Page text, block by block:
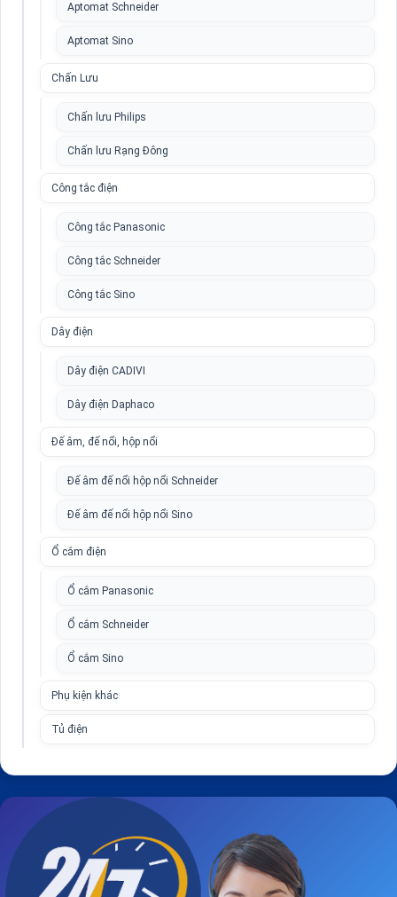
Aptomat Schneider
Aptomat Sino
Chấn Lưu
Chấn lưu Philips
Chấn lưu Rạng Đông
Công tắc điện
Công tắc Panasonic
Công tắc Schneider
Công tắc Sino
Dây điện
Dây điện CADIVI
Dây điện Daphaco
Đế âm, đế nổi, hộp nổi
Đế âm đế nổi hộp nổi Schneider
Đế âm đế nổi hộp nổi Sino
Ổ cắm điện
Ổ cắm Panasonic
Ổ cắm Schneider
Ổ cắm Sino
Phụ kiện khác
Tủ điện